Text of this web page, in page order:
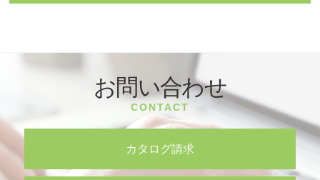
お問い合わせ
CONTACT
カタログ請求